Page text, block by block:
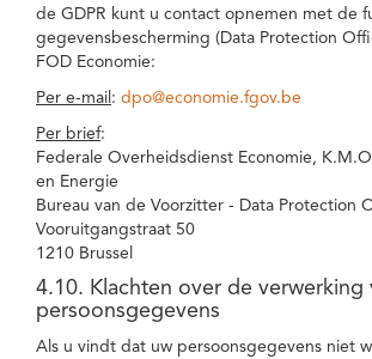
de GDPR kunt u contact opnemen met de
gegevensbescherming (Data Protection
FOD Economie:
Per e-mail : dpo@economie.fgov.be
Per brief:
Federale Overheidsdienst Economie,
en Energie
Bureau van de Voorzitter - Data Protection
Vooruitgangstraat 50
1210 Brussel
4.10. Klachten over de verwerking
persoonsgegevens
Als u vindt dat uw persoonsgegevens niet